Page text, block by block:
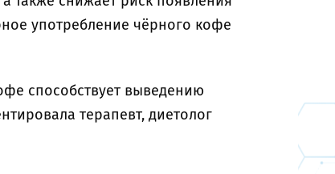
употребление чёрного кофе
способствует выведению
терапевт, диетолог